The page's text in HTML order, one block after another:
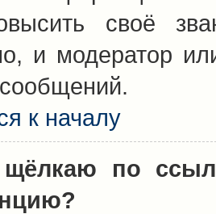
своё
и модератор
к началу
по